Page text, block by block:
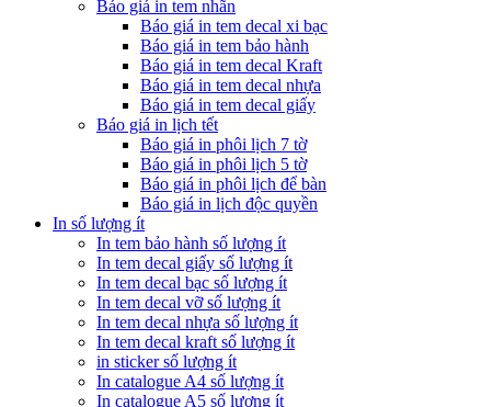
Báo giá in tem nhãn
Báo giá in tem decal xi bạc
Báo giá in tem bảo hành
Báo giá in tem decal Kraft
Báo giá in tem decal nhựa
Báo giá in tem decal giấy
Báo giá in lịch tết
Báo giá in phôi lịch 7 tờ
Báo giá in phôi lịch 5 tờ
Báo giá in phôi lịch để bàn
Báo giá in lịch độc quyền
In số lượng ít
In tem bảo hành số lượng ít
In tem decal giấy số lượng ít
In tem decal bạc số lượng ít
In tem decal vỡ số lượng ít
In tem decal nhựa số lượng ít
In tem decal kraft số lượng ít
in sticker số lượng ít
In catalogue A4 số lượng ít
In catalogue A5 số lượng ít